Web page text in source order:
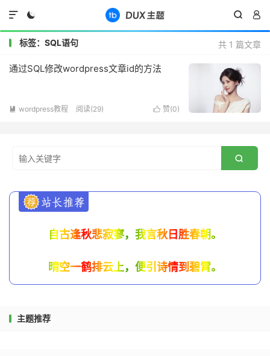
  

共 1 篇文章
标签：SQL语句
通过SQL修改wordpress文章id的方法
 赞(0)
 wordpress教程 阅读(29)

自古逢秋悲寂寥，我言秋日胜春朝。
晴空一鹤排云上，便引诗情到碧霄。
主题推荐